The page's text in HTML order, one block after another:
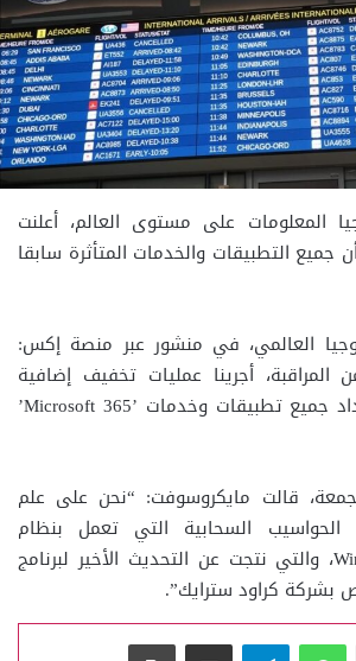
المعلومات على مستوى العالم، أعلنت
التطبيقات والخدمات المتأثرة سابقا
العالمي، في منشور عبر منصة إكس:
أجرينا عمليات تخفيف إضافية
لتوفير الدعم، واسترداد جميع تطبيقات وخدمات ’Microsoft 365’
قالت مايكروسوفت: “نحن على علم
السحابية التي تعمل بنظام
التشغيل Windows 365، والتي نتجت عن التحديث الأخير لبرنامج
بشركة كراود سترايك”.
‫X
واتسابتيلقراممشاركة عبر البريد طباعة